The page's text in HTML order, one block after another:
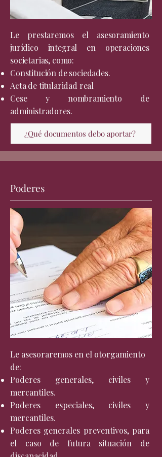
Le prestaremos el asesoramiento
jurídico integral en operaciones
societarias, como:
Constitución de sociedades.
Acta de titularidad real
Cese y nombramiento de
administradores.
¿Qué documentos debo aportar?
Poderes
Le asesoraremos en el otorgamiento
de:
Poderes generales, civiles y
mercantiles.
Poderes especiales, civiles y
mercantiles.
Poderes generales preventivos, para
el caso de futura situación de